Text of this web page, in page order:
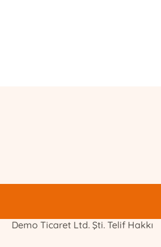
Demo Ticaret Ltd. Şti. Telif Hakkı